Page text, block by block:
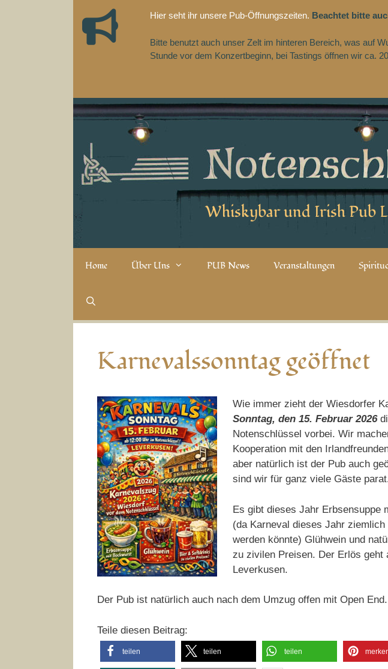
Hier seht ihr unsere Pub-Öffnungszeiten. Beachtet bitte
Bitte benutzt auch unser Zelt im hinteren Bereich, was auf
Stunde vor dem Konzertbeginn, bei Tastings öffnen wir ca.
Whiskybar und Irish Pub
Home Über Uns PUB News Veranstaltungen
Karnevalssonntag geöffnet
Wie immer zieht der Wiesdorfer
Sonntag, den 15. Februar 2026
Notenschlüssel vorbei. Wir
Kooperation mit den
aber natürlich ist der Pub auch
sind wir für ganz viele Gäste
Es gibt dieses Jahr Erbsensuppe
(da Karneval dieses Jahr
werden könnte) Glühwein und
zu zivilen Preisen. Der Erlös geht
Leverkusen.
Der Pub ist natürlich auch nach dem Umzug offen mit Open End.
Teile diesen Beitrag:
teilen teilen teilen